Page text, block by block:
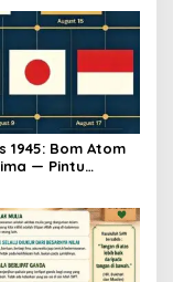
1945: Bom Atom
— Pintu